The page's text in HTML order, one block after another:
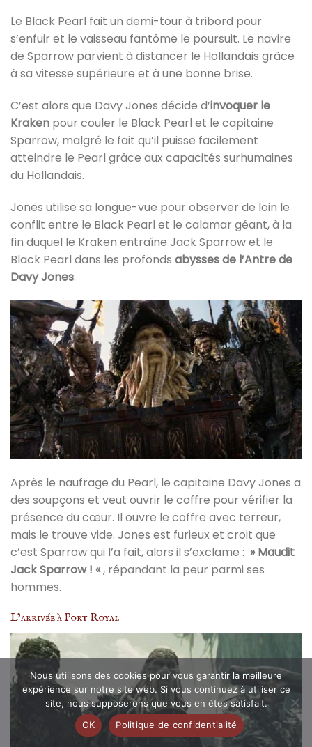
Le Black Pearl fait un demi-tour à tribord pour
s’enfuir et le vaisseau fantôme le poursuit. Le navire
de Sparrow parvient à distancer le Hollandais grâce
à sa vitesse supérieure et à une bonne brise.
C’est alors que Davy Jones décide d’invoquer le
Kraken pour couler le Black Pearl et le capitaine
Sparrow, malgré le fait qu’il puisse facilement
atteindre le Pearl grâce aux capacités surhumaines
du Hollandais.
Jones utilise sa longue-vue pour observer de loin le
conflit entre le Black Pearl et le calamar géant, à la
fin duquel le Kraken entraîne Jack Sparrow et le
Black Pearl dans les profonds abysses de l’Antre de
Davy Jones.
Après le naufrage du Pearl, le capitaine Davy Jones a
des soupçons et veut ouvrir le coffre pour vérifier la
présence du cœur. Il ouvre le coffre avec terreur,
mais le trouve vide. Jones est furieux et croit que
c’est Sparrow qui l’a fait, alors il s’exclame : » Maudit
Jack Sparrow ! «, répandant la peur parmi ses
hommes.
L’arrivée à Port Royal
Nous utilisons des cookies pour vous garantir la meilleure
expérience sur notre site web. Si vous continuez à utiliser ce
site, nous supposerons que vous en êtes satisfait.
OK
Politique de confidentialité